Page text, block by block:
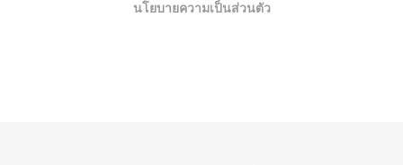
นโยบายความเป็นส่วนตัว